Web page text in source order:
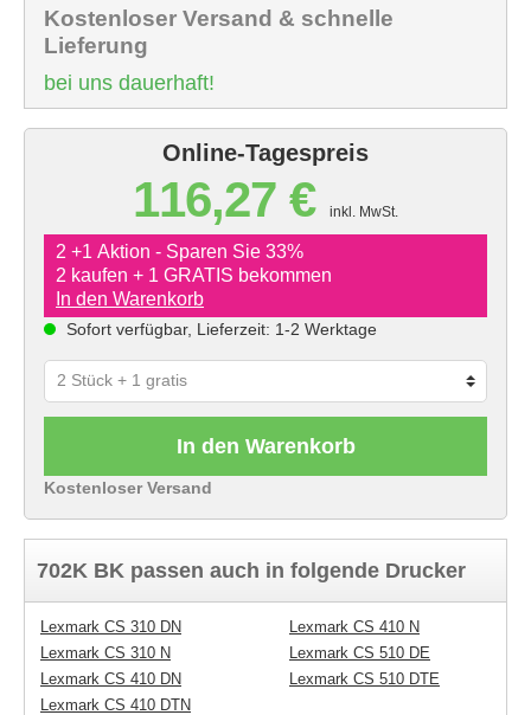
Kostenloser Versand & schnelle
Lieferung
bei uns dauerhaft!
Online-Tagespreis
116,27 € inkl. MwSt.
2 +1 Aktion - Sparen Sie 33%
2 kaufen + 1 GRATIS bekommen
In den Warenkorb
Sofort verfügbar, Lieferzeit: 1-2 Werktage
In den Warenkorb
Kostenloser Versand
702K BK passen auch in folgende Drucker
Lexmark CS 310 DN
Lexmark CS 310 N
Lexmark CS 410 DN
Lexmark CS 410 DTN
Lexmark CS 410 N
Lexmark CS 510 DE
Lexmark CS 510 DTE